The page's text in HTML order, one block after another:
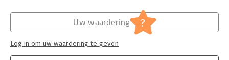
Literatuur en romans
Uw waardering ?
Log in om uw waardering te geven